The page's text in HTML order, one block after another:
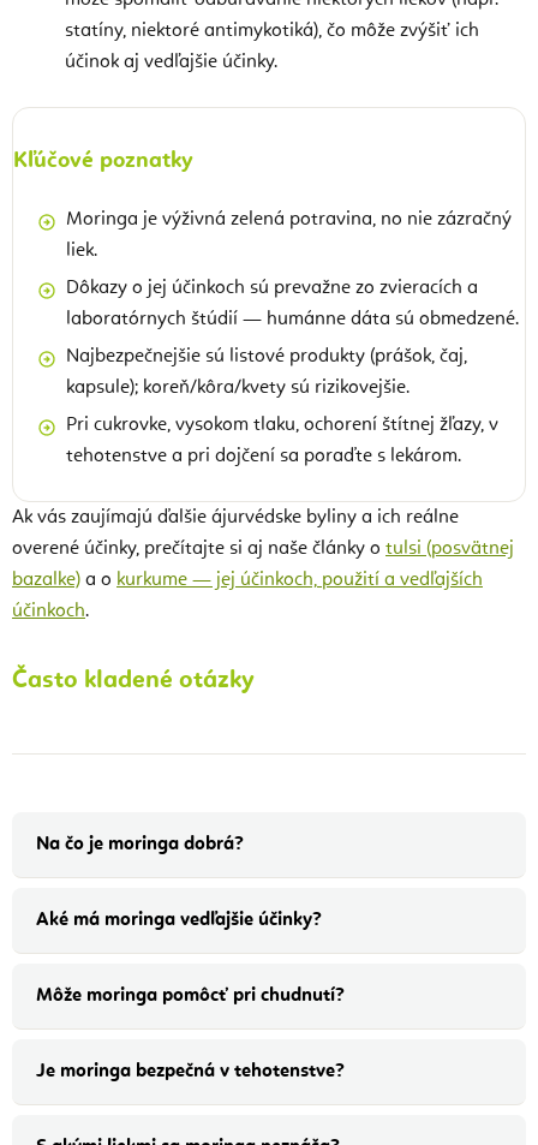
statíny, niektoré antimykotiká), čo môže zvýšiť ich
účinok aj vedľajšie účinky.
Kľúčové poznatky
Moringa je výživná zelená potravina, no nie zázračný
liek.
Dôkazy o jej účinkoch sú prevažne zo zvieracích a
laboratórnych štúdií — humánne dáta sú obmedzené.
Najbezpečnejšie sú listové produkty (prášok, čaj,
kapsule); koreň/kôra/kvety sú rizikovejšie.
Pri cukrovke, vysokom tlaku, ochorení štítnej žľazy, v
tehotenstve a pri dojčení sa poraďte s lekárom.
Ak vás zaujímajú ďalšie ájurvédske byliny a ich reálne
overené účinky, prečítajte si aj naše články o tulsi (posvätnej
bazalke) a o kurkume — jej účinkoch, použití a vedľajších
účinkoch.
Často kladené otázky
Na čo je moringa dobrá?
Aké má moringa vedľajšie účinky?
Môže moringa pomôcť pri chudnutí?
Je moringa bezpečná v tehotenstve?